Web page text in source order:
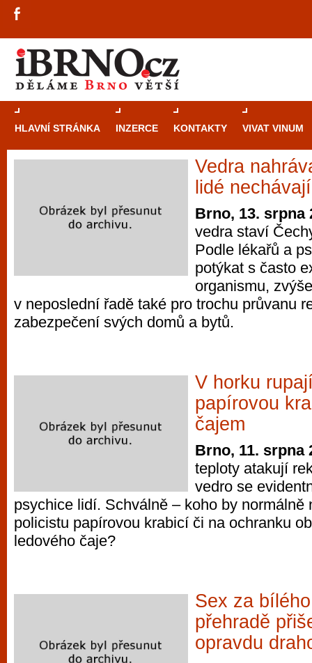
HLAVNÍ STRÁNKA INZERCE KONTAKTY VIVAT VINUM
Vedra
lidé
Brno, 13. srpna
vedra staví
Podle lékařů a
potýkat s často
organismu,
v neposlední řadě také pro trochu průvanu
zabezpečení svých domů a bytů.
V horku
papírovou
čajem
Brno, 11. srpna
teploty atakují
vedro se
psychice lidí. Schválně – koho by normálně
policistu papírovou krabicí či na ochranku
ledového čaje?
Sex za
přehradě
opravdu
Průvodce
Brně: Od
automaty
Brno je
zajímavé
restaurace,
Mimo jiné je ale také místem, kde si
vyzkoušet různé kasinové hry. V
příležitostné hráče. V...